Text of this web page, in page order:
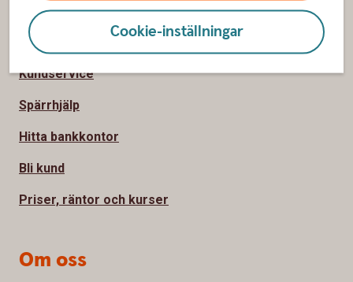
Cookie-inställningar
Sidfot
Hitta snabbt
Kundservice
Spärrhjälp
Hitta bankkontor
Bli kund
Priser, räntor och kurser
Om oss